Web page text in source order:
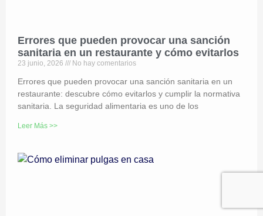
Errores que pueden provocar una sanción
sanitaria en un restaurante y cómo evitarlos
23 junio, 2026 No hay comentarios
Errores que pueden provocar una sanción sanitaria en un
restaurante: descubre cómo evitarlos y cumplir la normativa
sanitaria. La seguridad alimentaria es uno de los
Leer Más >>